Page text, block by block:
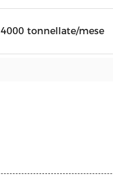
4000 tonnellate/mese